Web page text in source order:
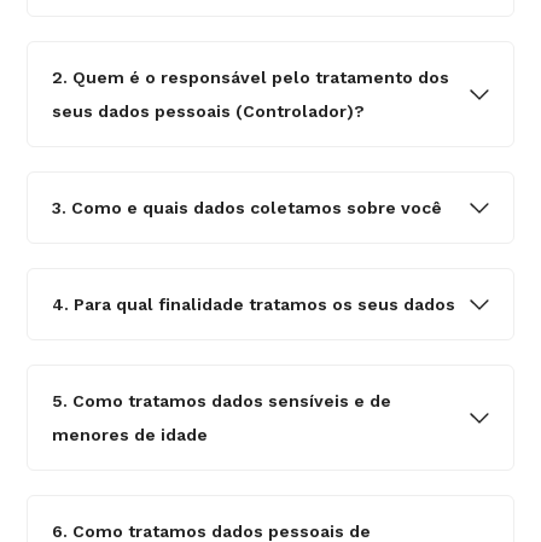
2. Quem é o responsável pelo tratamento dos
seus dados pessoais (Controlador)?
3. Como e quais dados coletamos sobre você
4. Para qual finalidade tratamos os seus dados
5. Como tratamos dados sensíveis e de
menores de idade
6. Como tratamos dados pessoais de